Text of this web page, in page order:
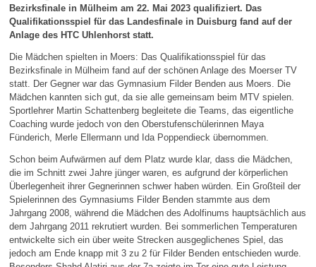
Bezirksfinale in Mülheim am 22. Mai 2023 qualifiziert. Das
Qualifikationsspiel für das Landesfinale in Duisburg fand auf der
Anlage des HTC Uhlenhorst statt.
Die Mädchen spielten in Moers: Das Qualifikationsspiel für das
Bezirksfinale in Mülheim fand auf der schönen Anlage des Moerser TV
statt. Der Gegner war das Gymnasium Filder Benden aus Moers. Die
Mädchen kannten sich gut, da sie alle gemeinsam beim MTV spielen.
Sportlehrer Martin Schattenberg begleitete die Teams, das eigentliche
Coaching wurde jedoch von den Oberstufenschülerinnen Maya
Fünderich, Merle Ellermann und Ida Poppendieck übernommen.
Schon beim Aufwärmen auf dem Platz wurde klar, dass die Mädchen,
die im Schnitt zwei Jahre jünger waren, es aufgrund der körperlichen
Überlegenheit ihrer Gegnerinnen schwer haben würden. Ein Großteil der
Spielerinnen des Gymnasiums Filder Benden stammte aus dem
Jahrgang 2008, während die Mädchen des Adolfinums hauptsächlich aus
dem Jahrgang 2011 rekrutiert wurden. Bei sommerlichen Temperaturen
entwickelte sich ein über weite Strecken ausgeglichenes Spiel, das
jedoch am Ende knapp mit 3 zu 2 für Filder Benden entschieden wurde.